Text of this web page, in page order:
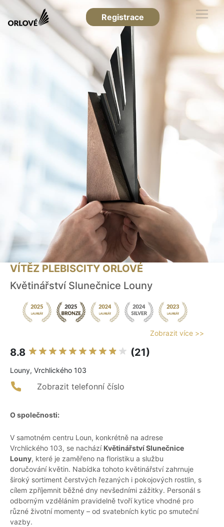
Registrace
VÍTĚZ PLEBISCITY ORLOVÉ
Květinářství Slunečnice Louny
Zobrazit více >>
8.8 (21)
Louny, Vrchlického 103
Zobrazit telefonní číslo
O společnosti:
V samotném centru Loun, konkrétně na adrese
Vrchlického 103, se nachází Květinářství Slunečnice
Louny, které je zaměřeno na floristiku a službu
doručování květin. Nabídka tohoto květinářství zahrnuje
široký sortiment čerstvých řezaných i pokojových rostlin, s
cílem zpříjemnit běžné dny nevšedními zážitky. Personál s
odborným vzděláním pravidelně tvoří kytice vhodné pro
různé životní momenty – od svatebních kytic po smuteční
vazby.